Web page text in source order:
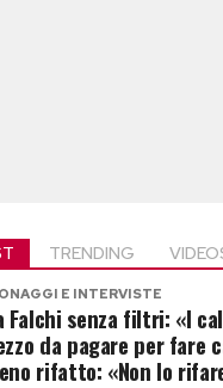
TRENDING
E INTERVISTE
Falchi senza filtri: «I
da pagare per fare
rifatto: «Non lo